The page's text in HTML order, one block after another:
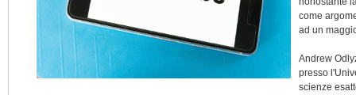
come
ad un
Andrew
presso
scienze